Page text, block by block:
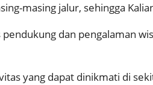
masing jalur, sehingga
dan pengalaman
yang dapat dinikmati di